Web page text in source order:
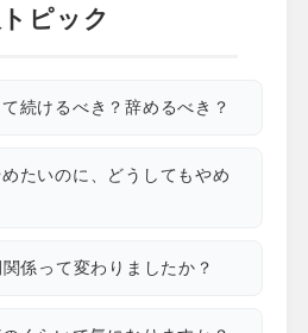
ピック
続けるべき？辞めるべき？
たいのに、どうしてもやめ
係って変わりましたか？